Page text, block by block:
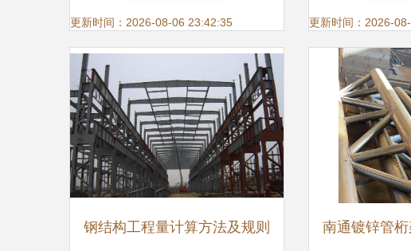
更新时间：2026-08-06 23:42:35 更新时间：2026-
钢结构工程量计算方法及规则 南通镀锌管